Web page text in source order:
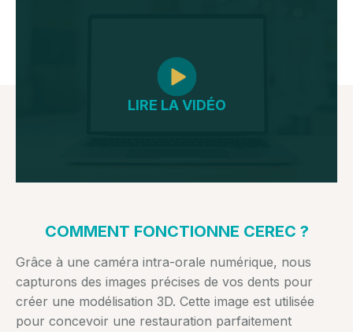
LIRE LA VIDÉO
COMMENT FONCTIONNE CEREC ?
Grâce à une caméra intra-orale numérique, nous
capturons des images précises de vos dents pour
créer une modélisation 3D. Cette image est utilisée
pour concevoir une restauration parfaitement